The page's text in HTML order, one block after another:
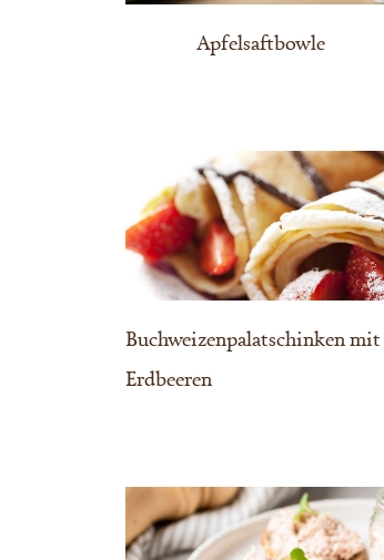
Apfelsaftbowle
Buchweizenpalatschinken mit
Erdbeeren